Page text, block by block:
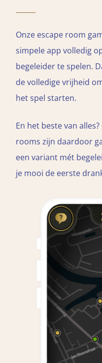
Onze escape room
simpele app volledig
begeleider te spelen.
de volledige vrijheid
het spel starten.
En het beste van
rooms zijn daardoor
een variant mét
je mooi de eerste